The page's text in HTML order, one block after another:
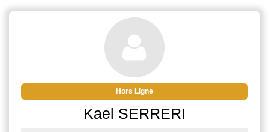
Corse du Sud, surplombant le fleuve et à
moins de 400 m de la plage, la Résidence
Capu Seninu propose 20 appartements du
studio au T3, entièrement rénovés en 2015.
Hors Ligne
Kael SERRERI